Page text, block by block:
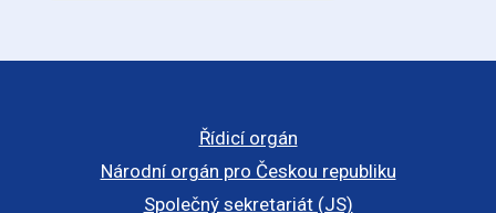
Řídicí orgán
Národní orgán pro Českou republiku
Společný sekretariát (JS)